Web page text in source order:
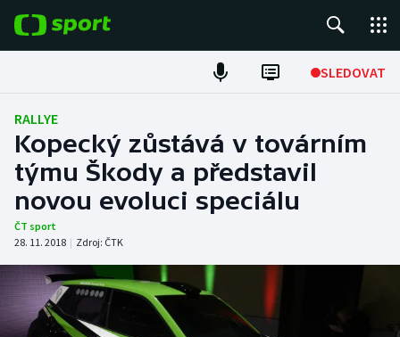
SLEDOVAT
Fotbal
Hokej
Tenis
Atletika
Cyklistika
DALŠÍ SPORTY
RALLYE
Kopecký zůstává v továrním
týmu Škody a představil
novou evoluci speciálu
ČT sport
28. 11. 2018 | Zdroj: ČTK